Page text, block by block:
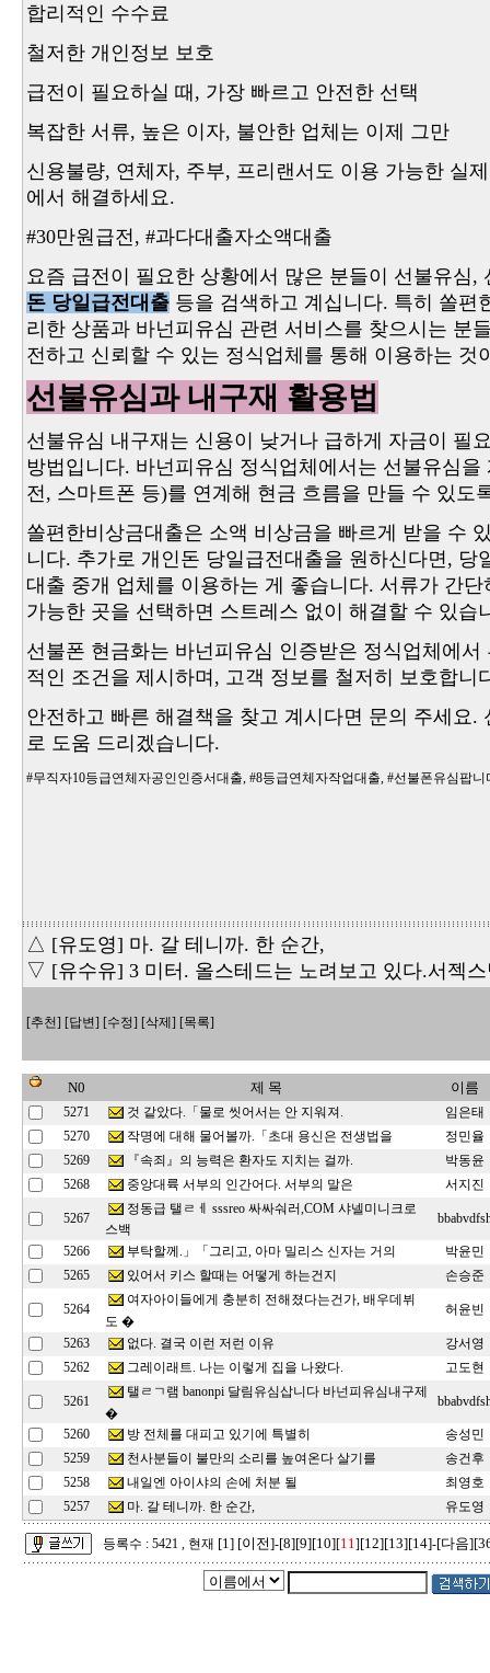
합리적인 수수료
철저한 개인정보 보호
급전이 필요하실 때, 가장 빠르고 안전한 선택
복잡한 서류, 높은 이자, 불안한 업체는 이제 그만
신용불량, 연체자, 주부, 프리랜서도 이용 가능한 실
에서 해결하세요.
#30만원급전 , #과다대출자소액대출
요즘 급전이 필요한 상황에서 많은 분들이 선불유심,
돈 당일급전대출 등을 검색하고 계십니다. 특히 쏠편
리한 상품과 바넌피유심 관련 서비스를 찾으시는 분
전하고 신뢰할 수 있는 정식업체를 통해 이용하는 것
선불유심과 내구재 활용법
선불유심 내구재는 신용이 낮거나 급하게 자금이 필
방법입니다. 바넌피유심 정식업체에서는 선불유심을
전, 스마트폰 등)를 연계해 현금 흐름을 만들 수 있도
쏠편한비상금대출은 소액 비상금을 빠르게 받을 수
니다. 추가로 개인돈 당일급전대출을 원하신다면, 당
대출 중개 업체를 이용하는 게 좋습니다. 서류가 간단
가능한 곳을 선택하면 스트레스 없이 해결할 수 있습
선불폰 현금화는 바넌피유심 인증받은 정식업체에서
적인 조건을 제시하며, 고객 정보를 철저히 보호합니
안전하고 빠른 해결책을 찾고 계시다면 문의 주세요.
로 도움 드리겠습니다.
#무직자10등급연체자공인인증서대출 #8등급연체자작업대출 #선불폰유심팝니
△ [유도영] 마. 갈 테니까. 한 순간,
▽ [유수유] 3 미터. 올스테드는 노려보고 있다.서젝
[추천] [답변] [수정] [삭제] [목록]
N0 제 목 이름
5271 것 같았다.「물로 씻어서는 안 지워져.
임은태
5270
작명에 대해 물어볼까.「초대 용신은 전생법을
정민율
5269
『속죄』의 능력은 환자도 지치는 걸까.
박동윤
5268
중앙대륙 서부의 인간어다. 서부의 말은 서지진
5267
정동급 탤ㄹㅔ sssreo 싸싸숴러,COM 샤넬미니크로
스백
5266 부탁할께.」「그리고, 아마 밀리스 신자는 거의
박윤민
5265
있어서 키스 할때는 어떻게 하는건지 손승준
5264
여자아이들에게 충분히 전해졌다는건가, 배우데뷔
도 �
허윤빈
5263 없다. 결국 이런 저런 이유
강서영
5262
그레이래트. 나는 이렇게 집을 나왔다. 고도현
5261
탤ㄹㄱ램 banonpi 달림유심삽니다 바넌피유심내구제
�
5260 방 전체를 대피고 있기에 특별히
송성민
5259
천사분들이 불만의 소리를 높여온다 살기를
송건후
5258
내일엔 아이샤의 손에 처분 될
최영호
5257
마. 갈 테니까. 한 순간, 유도영
등록수 : 5421 , 현재 [1] [이전]-[8][9][10][11][12][13][14]-[다음]